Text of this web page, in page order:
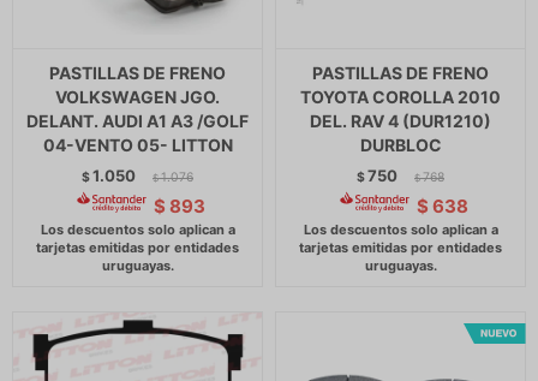
PASTILLAS DE FRENO
VOLKSWAGEN JGO.
DELANT. AUDI A1 A3 /GOLF
04-VENTO 05- LITTON
$1.050 $ 1.076
$ 893
PASTILLAS DE FRENO
TOYOTA COROLLA 2010
DEL. RAV 4 (DUR1210)
DURBLOC
$750 $ 768
$ 638